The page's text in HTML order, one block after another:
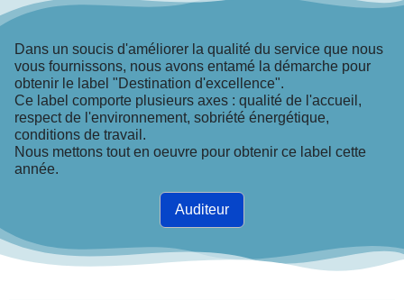
Dans un soucis d'améliorer la qualité du service que nous
vous fournissons, nous avons entamé la démarche pour
obtenir le label "Destination d'excellence".
Ce label comporte plusieurs axes : qualité de l'accueil,
respect de l'environnement, sobriété énergétique,
conditions de travail.
Nous mettons tout en oeuvre pour obtenir ce label cette
année.
Auditeur